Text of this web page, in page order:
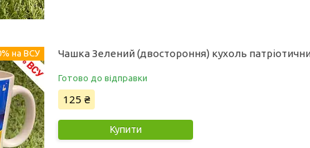
на ВСУ Чашка Зелений (двостороння) кухоль
Готово до відправки
125 ₴
Купити